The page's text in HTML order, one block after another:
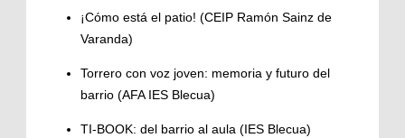
¡Cómo está el patio! (CEIP Ramón Sainz de
Varanda)
Torrero con voz joven: memoria y futuro del
barrio (AFA IES Blecua)
TI-BOOK: del barrio al aula (IES Blecua)